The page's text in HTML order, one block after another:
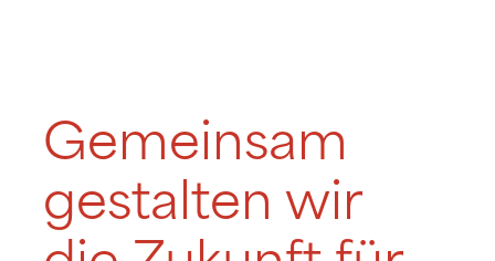
Gemeinsam
gestalten wir